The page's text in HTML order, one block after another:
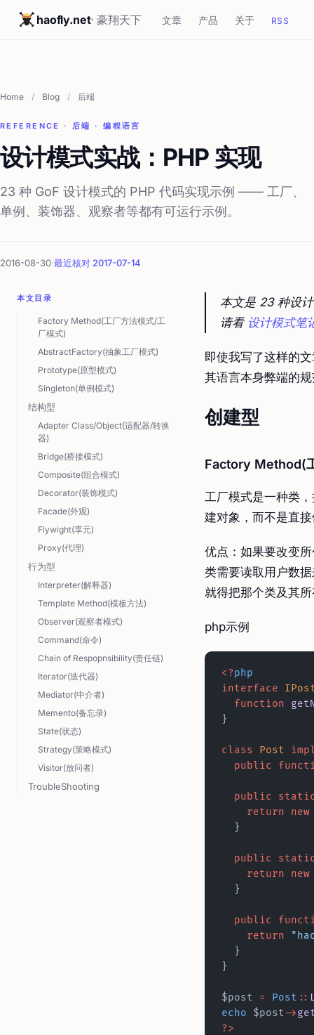
haofly.net· 豪翔天下 文章 产品 关于 RSS
Home / Blog / 后端
REFERENCE · 后端 · 编程语言
设计模式实战：PHP 实现
23 种 GoF 设计模式的 PHP 代码实现示例 —— 工厂、
单例、装饰器、观察者等都有可运行示例。
2016-08-30·最近核对 2017-07-14
本文目录
Factory Method(工厂方法模式/工
厂模式)
AbstractFactory(抽象工厂模式)
Prototype(原型模式)
Singleton(单例模式)
结构型
Adapter Class/Object(适配器/转换
器)
Bridge(桥接模式)
Composite(组合模式)
Decorator(装饰模式)
Facade(外观)
Flywight(享元)
Proxy(代理)
行为型
Interpreter(解释器)
Template Method(模板方法)
Observer(观察者模式)
Command(命令)
Chain of Respopnsibility(责任链)
Iterator(迭代器)
Mediator(中介者)
Memento(备忘录)
State(状态)
Strategy(策略模式)
Visitor(放问者)
TroubleShooting
本文是 23 种设
请看 设计模式笔
即使我写了这样的
其语言本身弊端的
创建型
Factory Method(
工厂模式是一种类
建对象，而不是直
优点：如果要改变
类需要读取用户数
就得把那个类及其
php示例
<?php
interface
  function
}
class Post
  public
  public
    return
new
  }
  public
    return
new
  }
  public
    return
  }
}
$post = Post ::
echo $post->
?>